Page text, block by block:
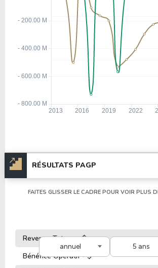
RÉSULTATS PAGP
annuel 5 ans
FAITES GLISSER LE CADRE POUR VOIR PLUS
Revenus Totaux - $
Bénéfice Opératif - $